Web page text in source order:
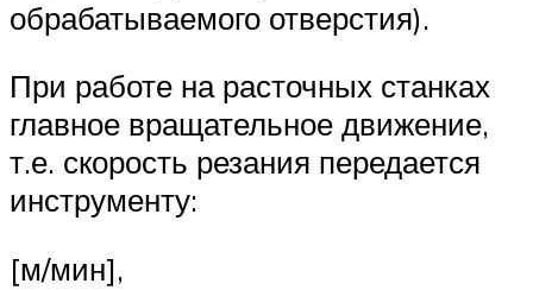
обрабатываемого отверстия).
При работе на расточных станках
главное вращательное движение,
т.е. скорость резания передается
инструменту:
[м/мин],